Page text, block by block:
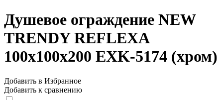
Душевое ограждение NEW
TRENDY REFLEXA
100x100x200 EXK-5174 (хром)
Добавить в Избранное
Добавить к сравнению